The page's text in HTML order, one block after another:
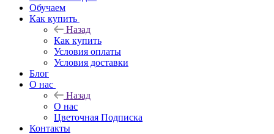
Обучаем
Как купить
Назад
Как купить
Условия оплаты
Условия доставки
Блог
О нас
Назад
О нас
Цветочная Подписка
Контакты